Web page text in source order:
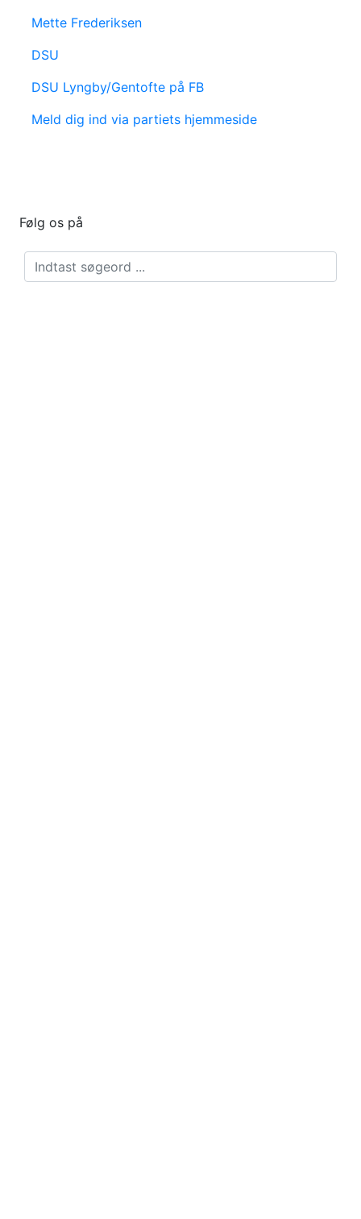
Mette Frederiksen
DSU
DSU Lyngby/Gentofte på FB
Meld dig ind via partiets hjemmeside
Følg os på